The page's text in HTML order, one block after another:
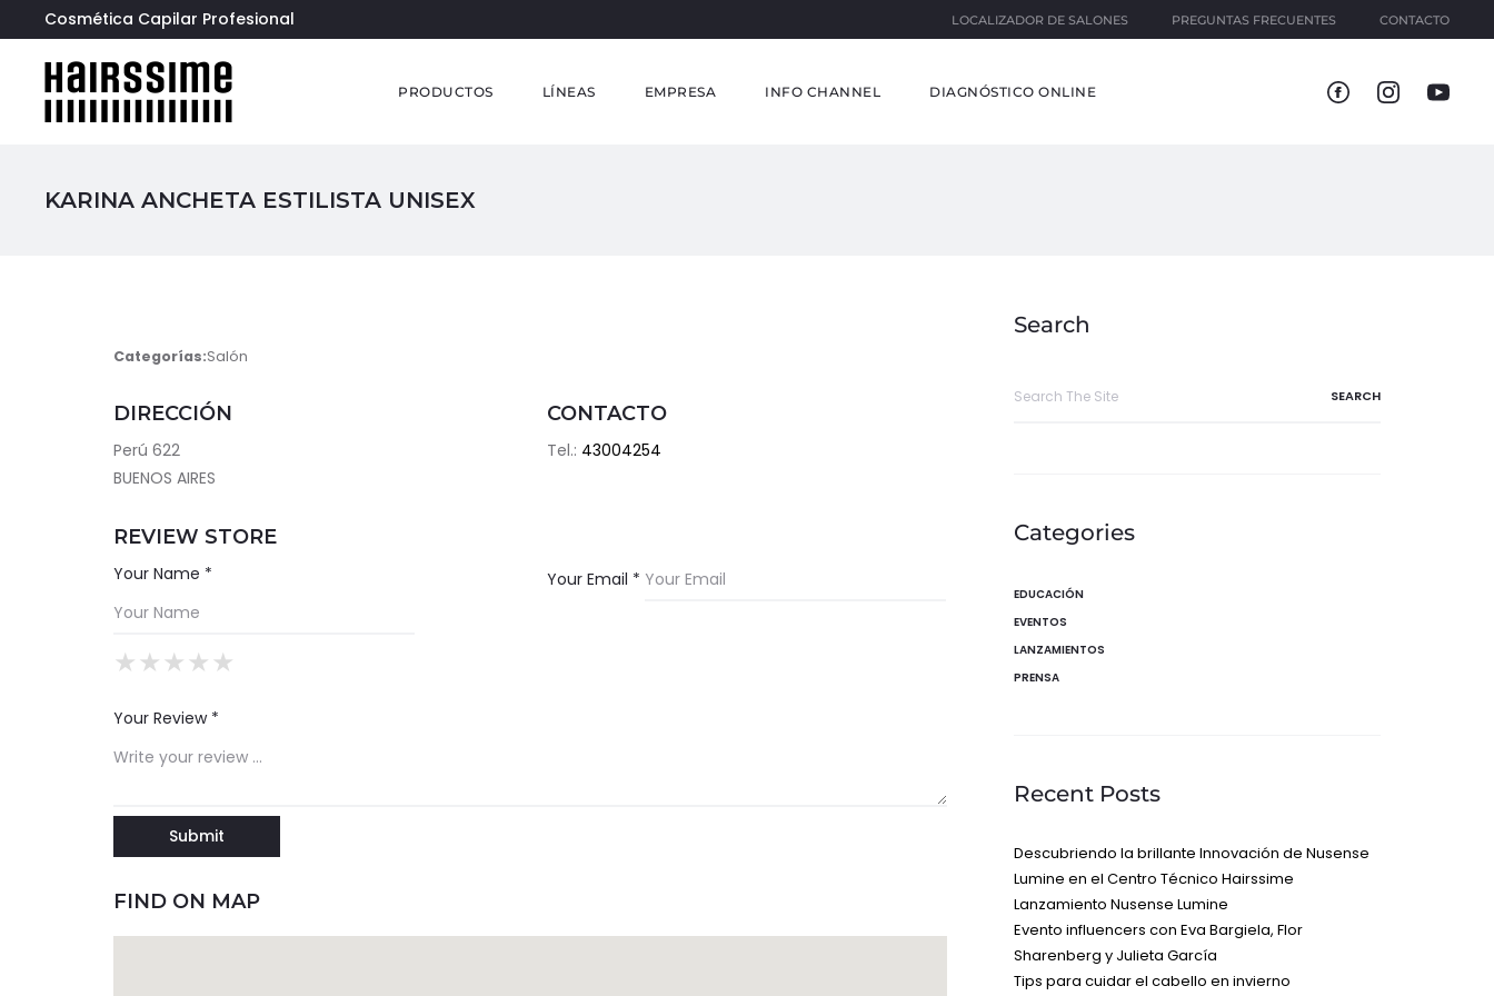
Cosmética Capilar Profesional LOCALIZADOR DE SALONES PREGUNTAS FRECUENTES CONTACTO
PRODUCTOS LÍNEAS EMPRESA INFO CHANNEL DIAGNÓSTICO ONLINE
KARINA ANCHETA ESTILISTA UNISEX
Categorías:Salón
DIRECCIÓN
Perú 622
BUENOS AIRES
CONTACTO
Tel.: 43004254
REVIEW STORE
Your Name * Your Email *
★
★★
★★★
★★★★
★★★★★
Your Review *
FIND ON MAP
Search
Categories
EDUCACIÓN
EVENTOS
LANZAMIENTOS
PRENSA
Recent Posts
Descubriendo la brillante Innovación de Nusense
Lumine en el Centro Técnico Hairssime
Lanzamiento Nusense Lumine
Evento influencers con Eva Bargiela, Flor
Sharenberg y Julieta García
Tips para cuidar el cabello en invierno